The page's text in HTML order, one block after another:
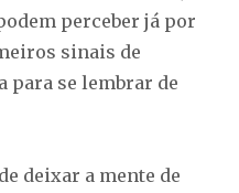
perceber já por
sinais de
para se lembrar de
deixar a mente de